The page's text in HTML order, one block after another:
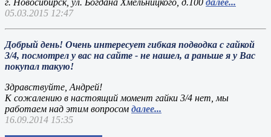
г. Новосибирск, ул. Богдана Хмельницкого, д.100 далее...
05.03.2015 12:47
Добрый день! Очень интересует гибкая подводка с гайкой
3/4, посмотрел у вас на сайте - не нашел, а раньше я у Вас
покупал такую!
Здравствуйте, Андрей!
К сожалению в настоящий момент гайки 3/4 нет, мы
работаем над этим вопросом далее...
16.09.2014 15:35